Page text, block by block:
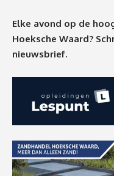
Elke avond op de
Hoeksche Waard?
nieuwsbrief.